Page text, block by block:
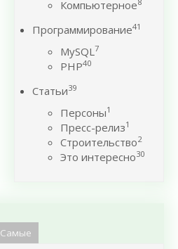
Компьютерное
Программирование41
MySQL7
PHP40
Статьи39
Персоны1
Пресс-релиз1
Строительство2
Это интересно30
Самые